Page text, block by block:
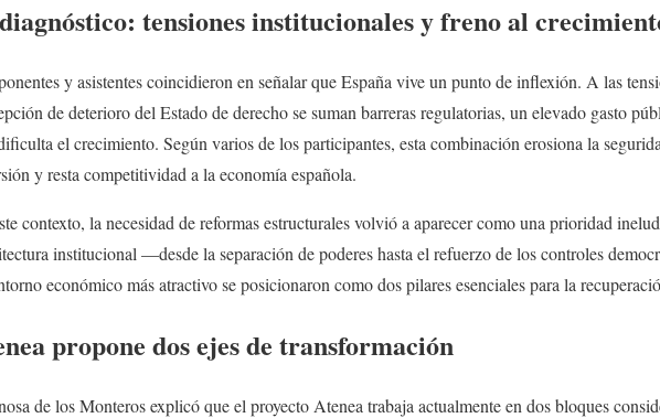
tensiones institucionales y freno al
y asistentes coincidieron en señalar que España vive un punto de inflexión. A las
de deterioro del Estado de derecho se suman barreras regulatorias, un elevado gasto
el crecimiento. Según varios de los participantes, esta combinación erosiona la
y resta competitividad a la economía española.
contexto, la necesidad de reformas estructurales volvió a aparecer como una prioridad
institucional —desde la separación de poderes hasta el refuerzo de los controles
económico más atractivo se posicionaron como dos pilares esenciales para la
propone dos ejes de transformación
de los Monteros explicó que el proyecto Atenea trabaja actualmente en dos bloques